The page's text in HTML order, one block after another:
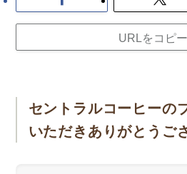
URLをコピ
セントラルコーヒーの
いただきありがとうご